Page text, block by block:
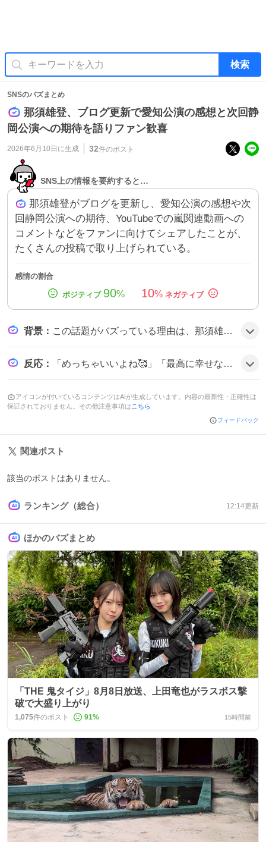
検索
SNSのバズまとめ
那須雄登、ブログ更新で愛知公演の感想と次回静
岡公演への期待を語りファン歓喜
2026年6月10日 に生成 32件のポスト
SNS上の情報を要約すると…
那須雄登がブログを更新し、愛知公演の感想や次
回静岡公演への期待、YouTubeでの嵐関連動画への
コメントなどをファンに向けてシェアしたことが、
たくさんの投稿で取り上げられている。
感情の割合
90% 10%
背景 ： この話題がバズっている理由は、那須雄登が所属するACEesの公式ファンクラブ「えいしーず館」内でブログ更新が頻繁に行われ、愛知公演や次回静岡公演への期待感がファン間で共有されたことに加え、YouTubeでの嵐関連コンテンツへの言及が話題性を高めたためとみられる。
反応 ： 「めっちゃいいよね🥰」「最高に幸せな時間をありがとう!!」「次も張り切って厚かまキモカンペ出すよ🔥」など、ファンは那須雄登のブログや公演報告に喜びと期待を表現している様子だ。
アイコンが付いているコンテンツはAIが生成しています。内容の最新性・正確性は
保証されておりません。その他注意事項は こちら
フィードバック
関連ポスト
該当のポストはありません。
ランキング（総合） 12:14更新
ほかのバズまとめ
「THE 鬼タイジ」8月8日放送、上田竜也がラスボス撃
破で大盛り上がり
1,075件のポスト 91% 15時間前